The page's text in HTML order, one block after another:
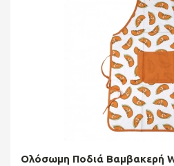
Ολόσωμη Ποδιά Βαμβακερή